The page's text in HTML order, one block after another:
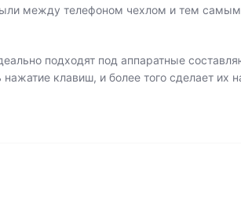
между телефоном чехлом и тем
подходят под аппаратные
нажатие клавиш, и более того сделает их